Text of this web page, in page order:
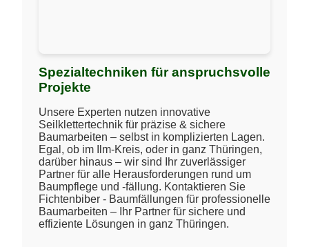
Spezialtechniken für anspruchsvolle
Projekte
Unsere Experten nutzen innovative
Seilklettertechnik für präzise & sichere
Baumarbeiten – selbst in komplizierten Lagen.
Egal, ob im Ilm-Kreis, oder in ganz Thüringen,
darüber hinaus – wir sind Ihr zuverlässiger
Partner für alle Herausforderungen rund um
Baumpflege und -fällung. Kontaktieren Sie
Fichtenbiber - Baumfällungen für professionelle
Baumarbeiten – Ihr Partner für sichere und
effiziente Lösungen in ganz Thüringen.